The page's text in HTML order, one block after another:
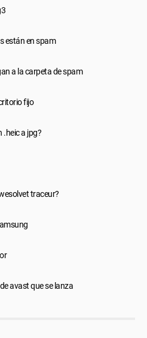
están en spam
a la carpeta de spam
fijo
.heic a jpg?
traceur?
avast que se lanza